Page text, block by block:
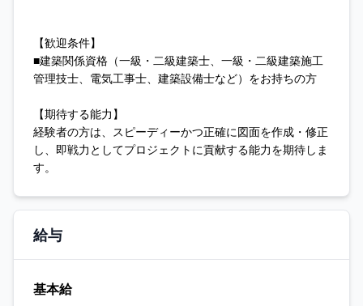
【歓迎条件】
■建築関係資格（一級・二級建築士、一級・二級建築施工
管理技士、電気工事士、建築設備士など）をお持ちの方
【期待する能力】
経験者の方は、スピーディーかつ正確に図面を作成・修正
し、即戦力としてプロジェクトに貢献する能力を期待しま
す。
給与
基本給